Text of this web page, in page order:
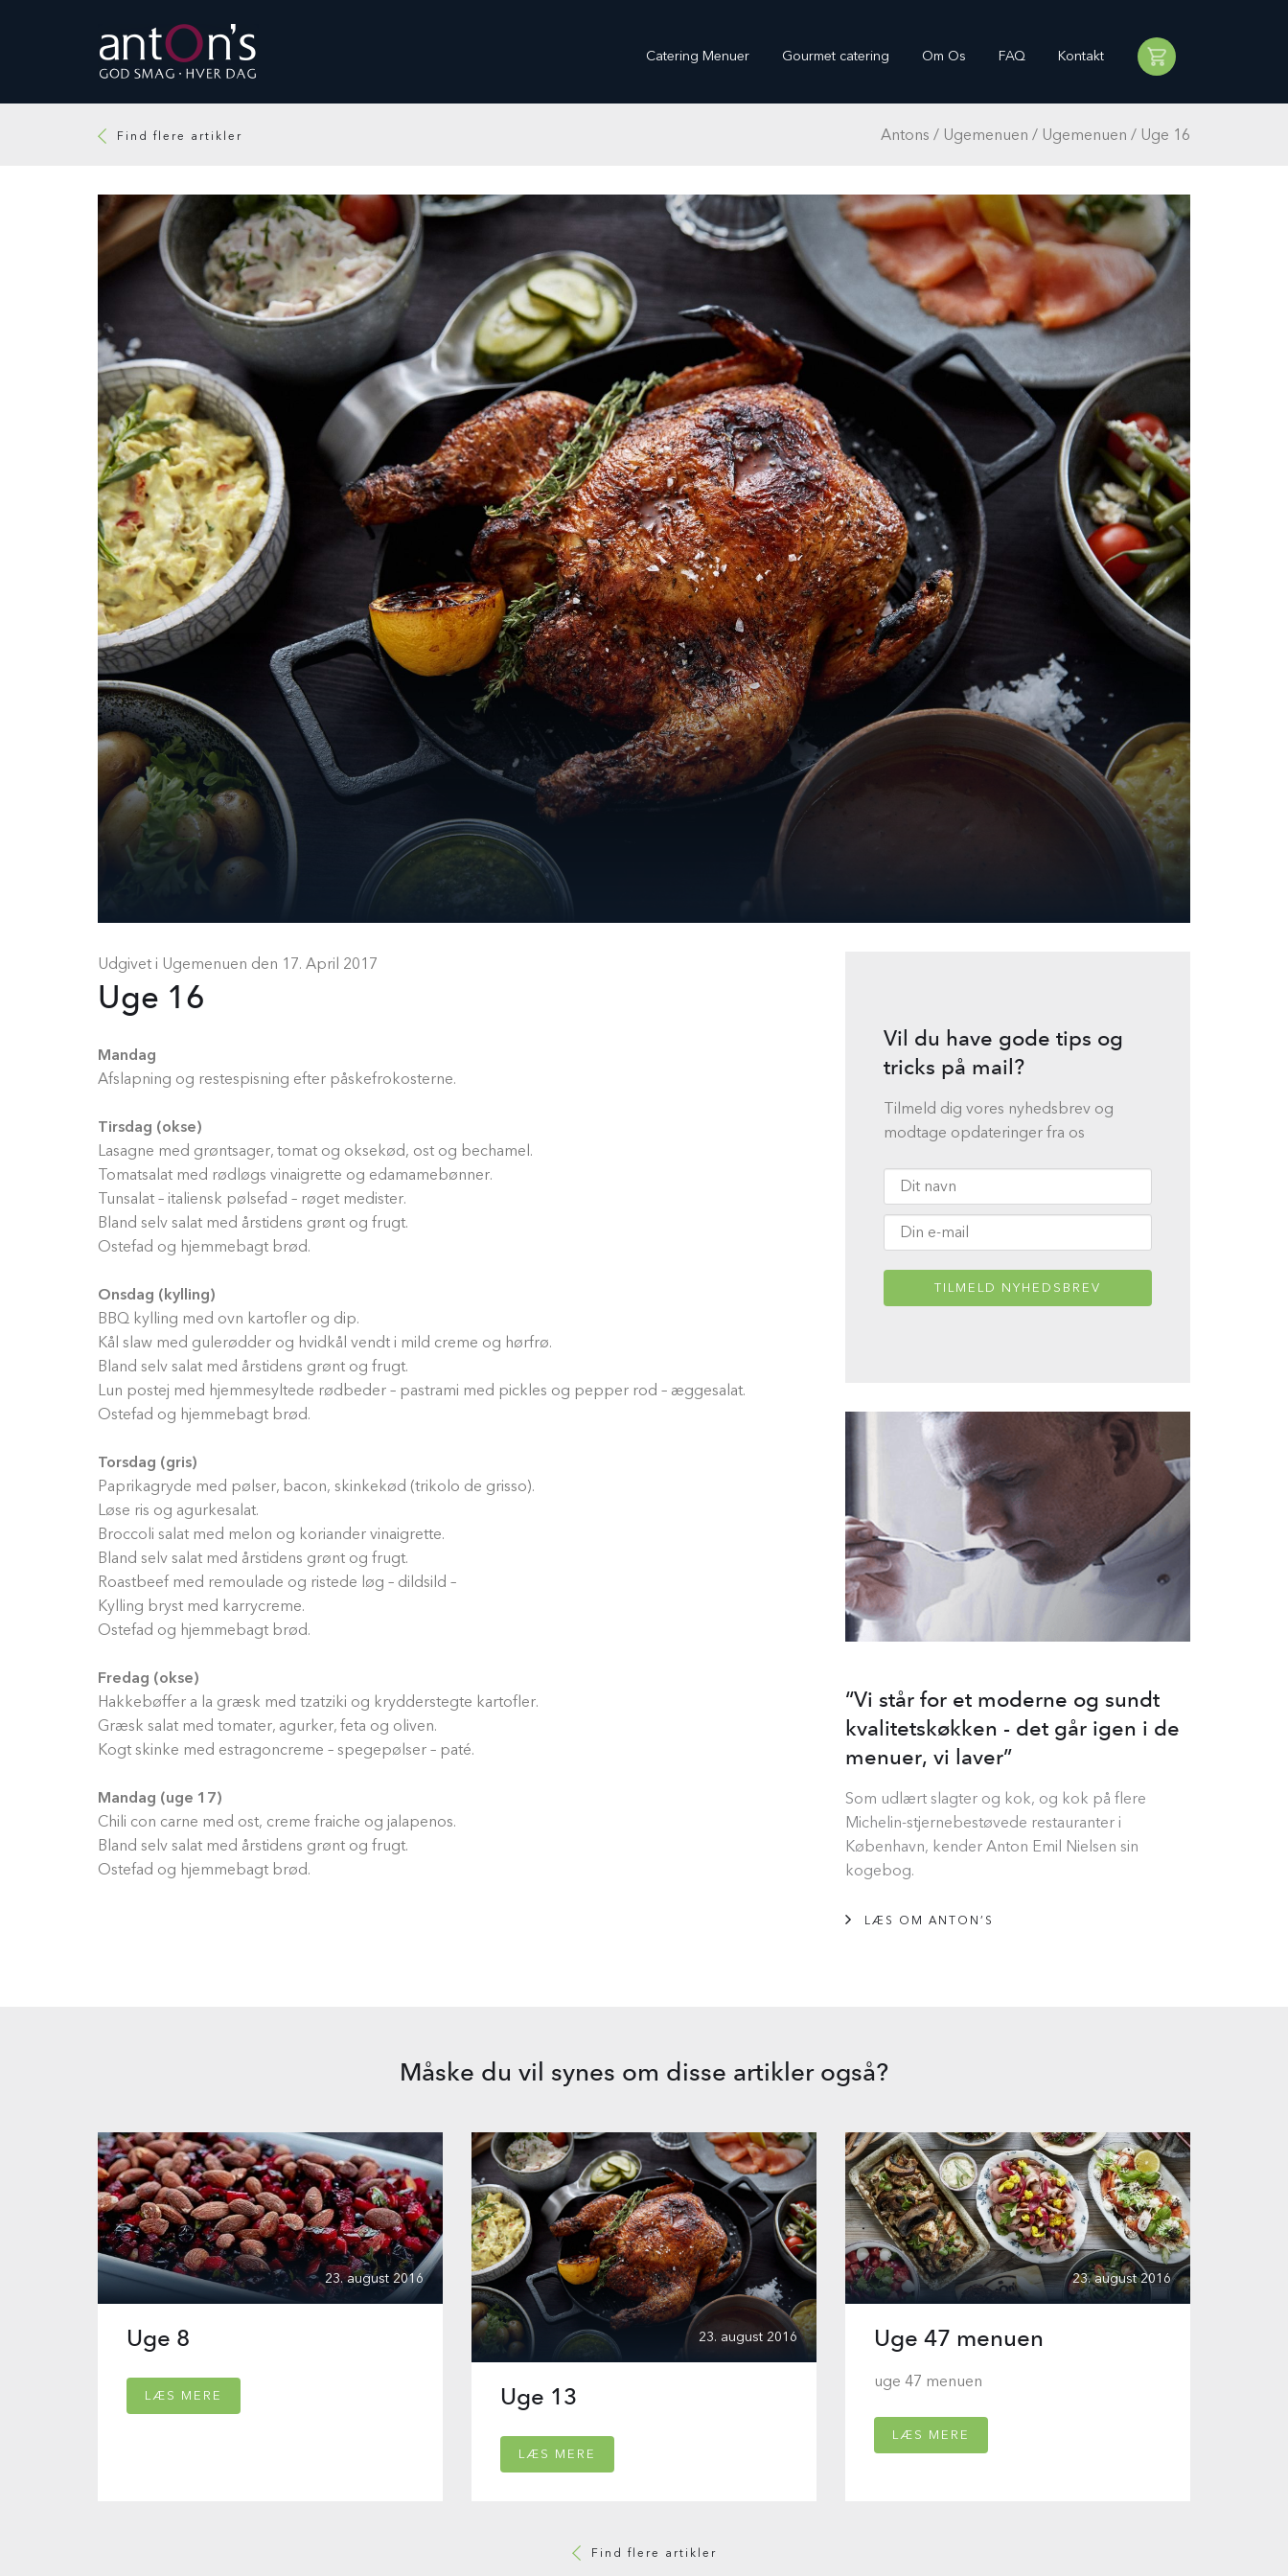
Catering Menuer Gourmet catering Om Os FAQ Kontakt
Find flere artikler Antons / Ugemenuen / Ugemenuen / Uge 16
Udgivet i Ugemenuen den 17. April 2017
Uge 16
Mandag
Afslapning og restespisning efter påskefrokosterne.
Tirsdag (okse)
Lasagne med grøntsager, tomat og oksekød, ost og bechamel.
Tomatsalat med rødløgs vinaigrette og edamamebønner.
Tunsalat – italiensk pølsefad – røget medister.
Bland selv salat med årstidens grønt og frugt.
Ostefad og hjemmebagt brød.
Onsdag (kylling)
BBQ kylling med ovn kartofler og dip.
Kål slaw med gulerødder og hvidkål vendt i mild creme og hørfrø.
Bland selv salat med årstidens grønt og frugt.
Lun postej med hjemmesyltede rødbeder – pastrami med pickles og pepper rod – æggesalat.
Ostefad og hjemmebagt brød.
Torsdag (gris)
Paprikagryde med pølser, bacon, skinkekød (trikolo de grisso).
Løse ris og agurkesalat.
Broccoli salat med melon og koriander vinaigrette.
Bland selv salat med årstidens grønt og frugt.
Roastbeef med remoulade og ristede løg – dildsild –
Kylling bryst med karrycreme.
Ostefad og hjemmebagt brød.
Fredag (okse)
Hakkebøffer a la græsk med tzatziki og krydderstegte kartofler.
Græsk salat med tomater, agurker, feta og oliven.
Kogt skinke med estragoncreme – spegepølser – paté.
Mandag (uge 17)
Chili con carne med ost, creme fraiche og jalapenos.
Bland selv salat med årstidens grønt og frugt.
Ostefad og hjemmebagt brød.
Vil du have gode tips og
tricks på mail?
Tilmeld dig vores nyhedsbrev og
modtage opdateringer fra os
TILMELD NYHEDSBREV
“Vi står for et moderne og sundt
kvalitetskøkken - det går igen i de
menuer, vi laver”
Som udlært slagter og kok, og kok på flere
Michelin-stjernebestøvede restauranter i
København, kender Anton Emil Nielsen sin
kogebog.
LÆS OM ANTON’S
Måske du vil synes om disse artikler også?
23. august 2016
Uge 8
LÆS MERE
23. august 2016
Uge 13
LÆS MERE
23. august 2016
Uge 47 menuen
uge 47 menuen
LÆS MERE
Find flere artikler